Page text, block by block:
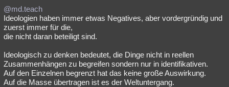
Spiritualität
Natur Umfragen
Philosophie Träume Orte Esoterik Literatur
Astronomie Helpdesk Gruppen Gaming Filme
@md.teach
Ideologien haben immer etwas Negatives, aber vordergründig und
zuerst immer für die,
die nicht daran beteiligt sind.
Ideologisch zu denken bedeutet, die Dinge nicht in reellen
Zusammenhängen zu begreifen sondern nur in identifikativen.
Auf den Einzelnen begrenzt hat das keine große Auswirkung.
Auf die Masse übertragen ist es der Weltuntergang.